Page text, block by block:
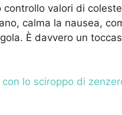
valori di
calma la nausea,
È davvero un
con lo sciroppo di